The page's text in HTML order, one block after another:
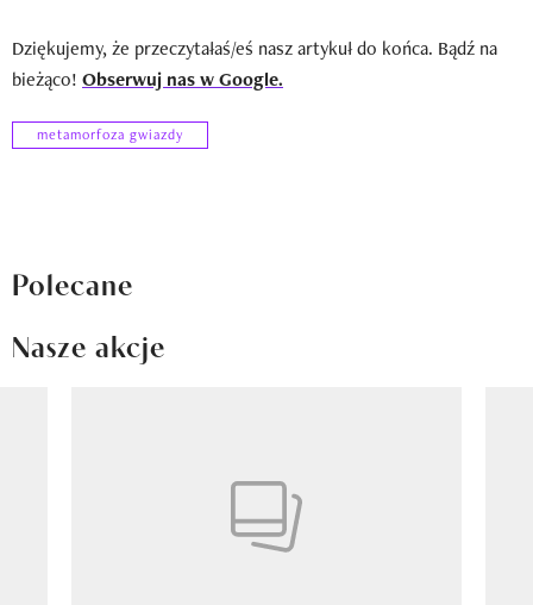
Dziękujemy, że przeczytałaś/eś nasz artykuł do końca. Bądź na
bieżąco! Obserwuj nas w Google.
metamorfoza gwiazdy
Polecane
Nasze akcje